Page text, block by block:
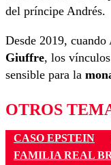
del príncipe Andrés.
Desde 2019,
Giuffre, los
sensible para la
OTROS
CASO EPSTEIN
FAMILIA REAL